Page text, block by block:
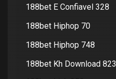
188bet E Confiavel 328
188bet Hiphop 70
188bet Hiphop 748
188bet Kh Download 823